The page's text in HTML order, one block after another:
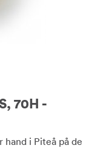
70H -
hand i Piteå på de